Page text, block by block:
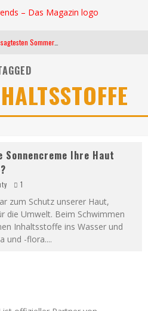
der Weiblichkeit
Kann unsere Ernährung das biologische Altern verlangsamen?
Ihre Haut
1
zum Schutz unserer Haut,
die Umwelt. Beim Schwimmen
Inhaltsstoffe ins Wasser und
und -flora....